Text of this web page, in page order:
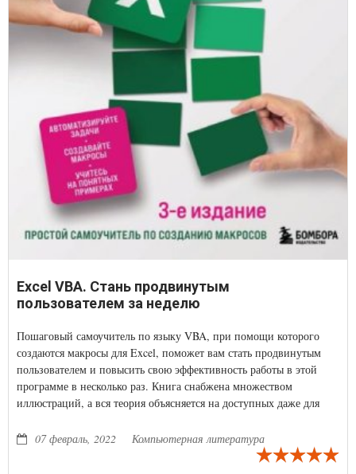
Excel VBA. Стань продвинутым
пользователем за неделю
Пошаговый самоучитель по языку VBA, при помощи которого
создаются макросы для Excel, поможет вам стать продвинутым
пользователем и повысить свою эффективность работы в этой
программе в несколько раз. Книга снабжена множеством
иллюстраций, а вся теория объясняется на доступных даже для
предостережения и сможете скачать архив с бесплатными
07 февраль, 2022 Компьютерная литература